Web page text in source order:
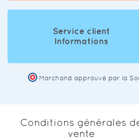
Service client
Informations
Marchand approuvé par la
Conditions générales
vente